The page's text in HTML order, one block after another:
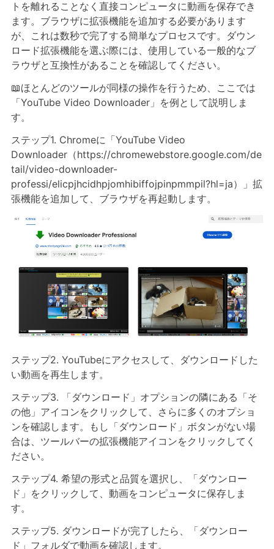
トを離れることなく直接コンピュータに動画を保存でき
ます。ブラウザに拡張機能を追加する必要があります
が、これは数秒で完了する簡単なプロセスです。ダウン
ロード拡張機能を選ぶ際には、使用している一般的なブ
ラウザと互換性があることを確認してください。
📖ほとんどのツールが同様の操作を行うため、ここでは
「YouTube Video Downloader」を例として説明しま
す。
ステップ1. Chromeに「YouTube Video
Downloader（https://chromewebstore.google.com/de
tail/video-downloader-
professi/elicpjhcidhpjomhibiffojpinpmmpil?hl=ja）」拡
張機能を追加して、ブラウザを再起動します。
ステップ2. YouTubeにアクセスして、ダウンロードした
い動画を再生します。
ステップ3. 「ダウンロード」オプションの隣にある「そ
の他」アイコンをクリックして、さらに多くのオプショ
ンを確認します。もし「ダウンロード」ボタンがない場
合は、ツールバーの拡張機能アイコンをクリックしてく
ださい。
ステップ4. 希望の形式と品質を選択し、「ダウンロー
ド」をクリックして、動画をコンピュータに保存しま
す。
ステップ5. ダウンロードが完了したら、「ダウンロー
ド」フォルダで動画を確認します。